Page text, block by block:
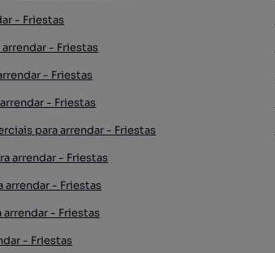
- Friestas
- Friestas
- Friestas
- Friestas
para arrendar - Friestas
arrendar - Friestas
arrendar - Friestas
arrendar - Friestas
- Friestas